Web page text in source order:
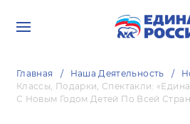
Главная Наша Деятельность
Классы, Подарки, Спектакли:
С Новым Годом Детей По Всей